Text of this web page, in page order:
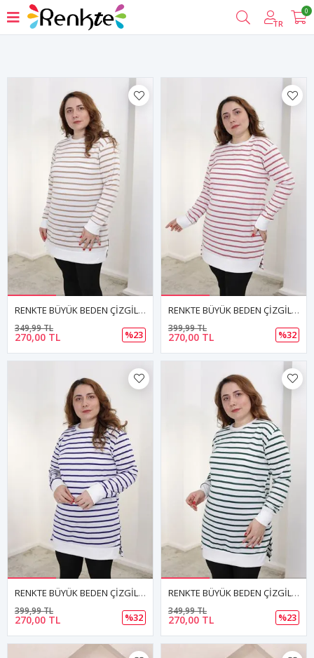
TR
0
Filtrele
RENKTE BÜYÜK BEDEN ÇİZGİLİ KAHVE SWEAT & TUNİK
270,00 TL
349,99 TL
%23
RENKTE BÜYÜK BEDEN ÇİZGİLİ PUDRA SWEAT & TUNİK
270,00 TL
399,99 TL
%32
RENKTE BÜYÜK BEDEN ÇİZGİLİ SAKS SWEAT & TUNİK
270,00 TL
399,99 TL
%32
RENKTE BÜYÜK BEDEN ÇİZGİLİ YEŞİL SWEAT & TUNİK
270,00 TL
349,99 TL
%23